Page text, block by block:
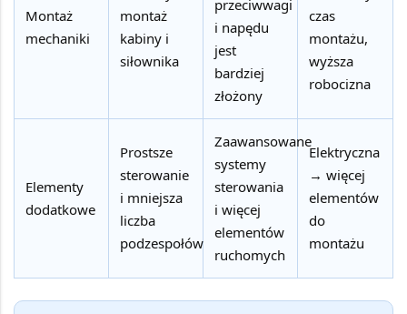
Montaż
mechaniki
montaż
kabiny i
siłownika
przeciwwagi
i napędu
jest
bardziej
złożony
czas
montażu,
wyższa
robocizna
Elementy
dodatkowe
Prostsze
sterowanie
i mniejsza
liczba
podzespołów
Zaawansowane
systemy
sterowania
i więcej
elementów
ruchomych
Elektryczna
→ więcej
elementów
do
montażu